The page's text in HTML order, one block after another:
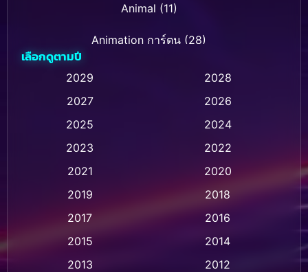
Animal (11)
Animation การ์ตูน (28)
Animation การ์ตูน (236)
Animation การ์ตูน (32)
Animation แอนิเมชั่น (1)
Animation แอนิเมชัน (1)
เลือกดูตามปี
2029
2028
2027
2026
2025
2024
2023
2022
2021
2020
2019
2018
2017
2016
2015
2014
2013
2012